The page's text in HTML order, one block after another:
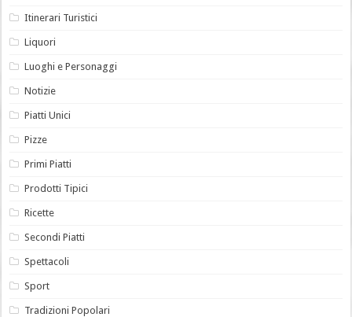
Itinerari Turistici
Liquori
Luoghi e Personaggi
Notizie
Piatti Unici
Pizze
Primi Piatti
Prodotti Tipici
Ricette
Secondi Piatti
Spettacoli
Sport
Tradizioni Popolari